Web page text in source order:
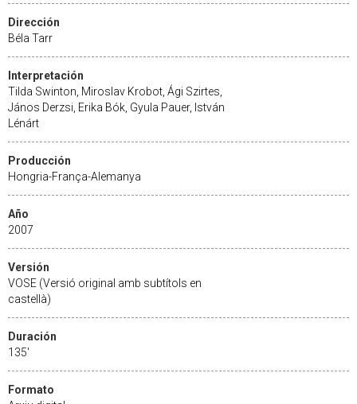
Dirección
Béla Tarr
Interpretación
Tilda Swinton, Miroslav Krobot, Ági Szirtes,
János Derzsi, Erika Bók, Gyula Pauer, István
Lénárt
Producción
Hongria-França-Alemanya
Año
2007
Versión
VOSE (Versió original amb subtítols en
castellà)
Duración
135'
Formato